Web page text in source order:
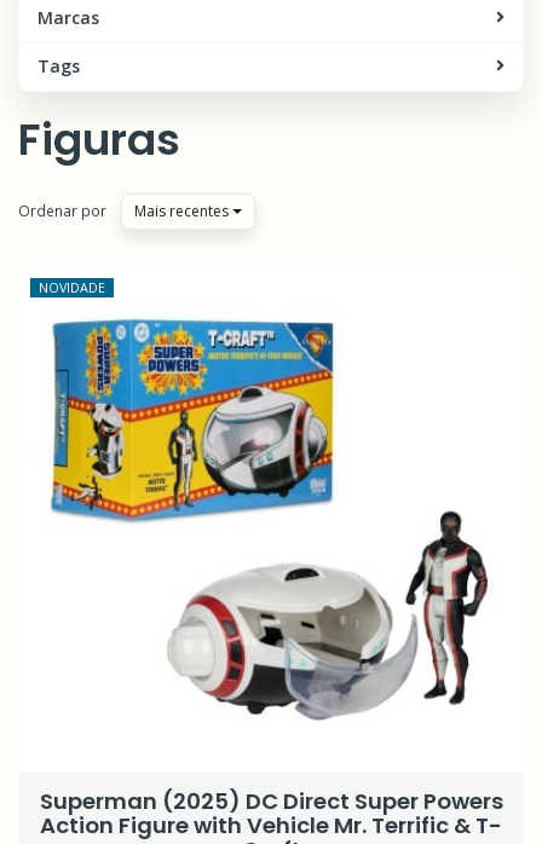
Marcas
Tags
Figuras
Ordenar por Mais recentes
NOVIDADE
Superman (2025) DC Direct Super Powers
Action Figure with Vehicle Mr. Terrific & T-